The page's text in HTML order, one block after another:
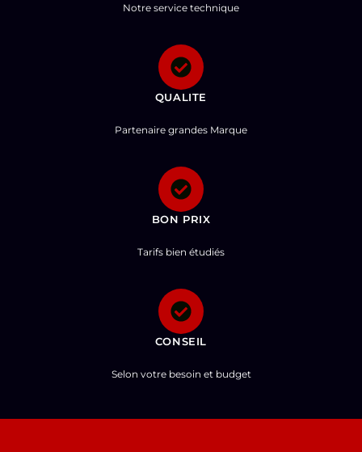
Notre service technique
QUALITE
Partenaire grandes Marque
BON PRIX
Tarifs bien étudiés
CONSEIL
Selon votre besoin et budget